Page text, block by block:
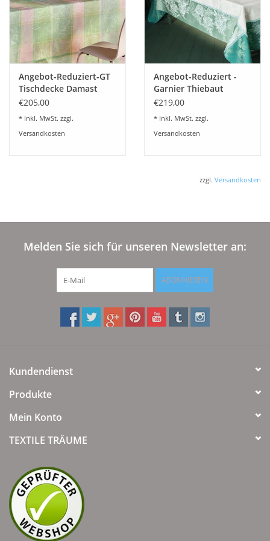
Angebot-Reduziert-GT
Tischdecke Damast
Mille Printemps
abwaschbar
€205,00
* Inkl. MwSt. zzgl.
Versandkosten
Angebot-Reduziert -
Garnier Thiebaut
Tischdecke JARDIN DE
€219,00
* Inkl. MwSt. zzgl.
Versandkosten
zzgl. Versandkosten
Melden Sie sich für unseren Newsletter an:
ABONNIEREN
Kundendienst
Produkte
Mein Konto
TEXTILE TRÄUME